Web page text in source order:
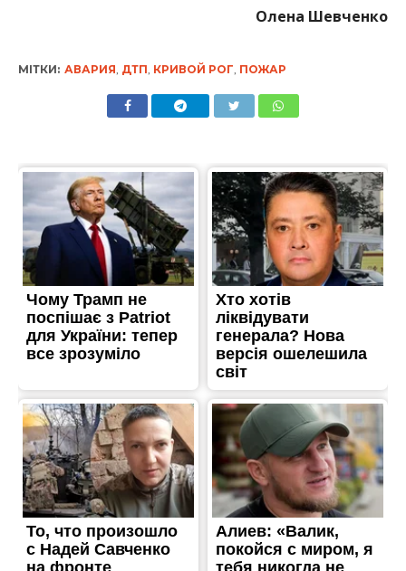
Олена Шевченко
МІТКИ: АВАРИЯ ДТП КРИВОЙ РОГ ПОЖАР